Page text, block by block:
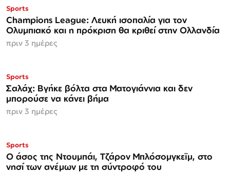
Sports
Champions League: Λευκή ισοπαλία για τον
Ολυμπιακό και η πρόκριση θα κριθεί στην Ολλανδία
πριν 3 ημέρες
Sports
Σαλάχ: Βγήκε βόλτα στα Ματογιάννια και δεν
μπορούσε να κάνει βήμα
πριν 3 ημέρες
Sports
Ο άσος της Ντουμπάι, Τζάρον Μπλόσομγκεϊμ, στο
νησί των ανέμων με τη σύντροφό του